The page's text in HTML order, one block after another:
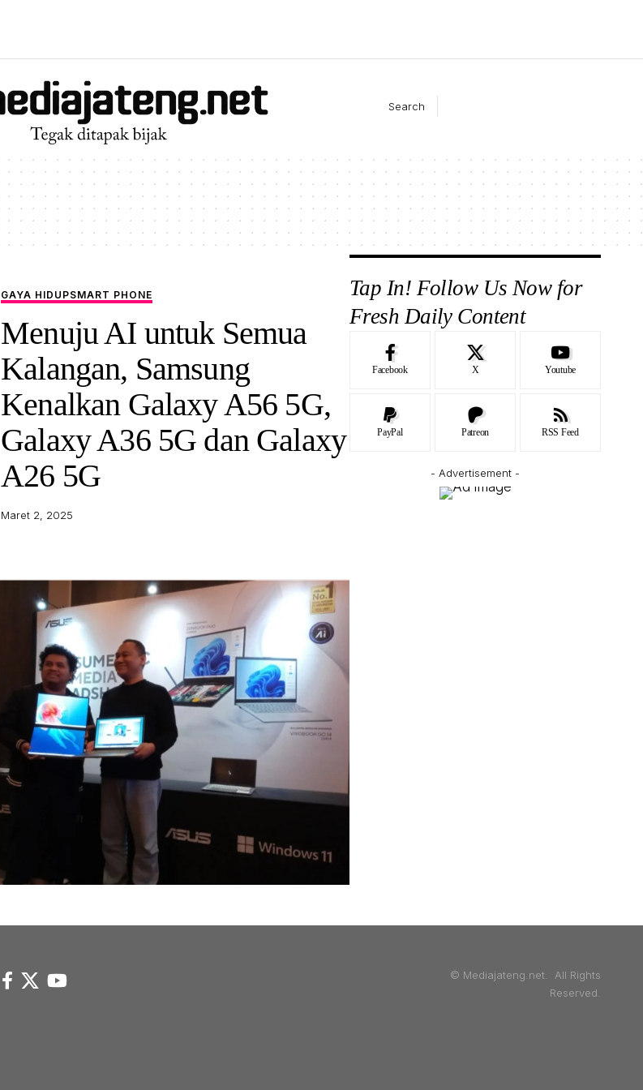
Search
GAYA HIDUPSMART PHONE
Menuju AI untuk Semua
Kalangan, Samsung
Kenalkan Galaxy A56 5G,
Galaxy A36 5G dan Galaxy
A26 5G
Maret 2, 2025
Tap In! Follow Us Now for
Fresh Daily Content
Facebook X Youtube
PayPal Patreon RSS Feed
- Advertisement -
© Mediajateng.net. All Rights
Reserved.